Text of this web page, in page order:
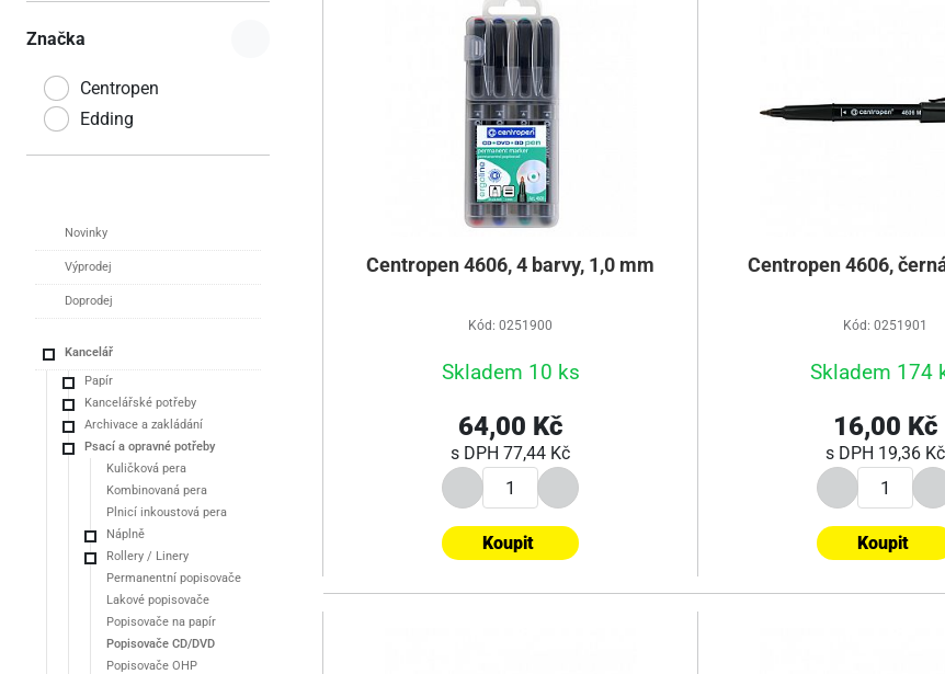
Značka
Centropen
Edding
Novinky
Výprodej
Doprodej
Kancelář
Papír
Kancelářské potřeby
Archivace a zakládání
Psací a opravné potřeby
Kuličková pera
Kombinovaná pera
Plnicí inkoustová pera
Náplně
Rollery / Linery
Permanentní popisovače
Lakové popisovače
Popisovače na papír
Popisovače CD/DVD
Popisovače OHP
Centropen 4606, 4 barvy, 1,0 mm
Kód: 0251900
Skladem 10 ks
64,00 Kč
s DPH 77,44 Kč
Koupit
Centropen 4606,
Kód: 0251901
Skladem 174
16,00 Kč
s DPH 19,36 Kč
Koupit